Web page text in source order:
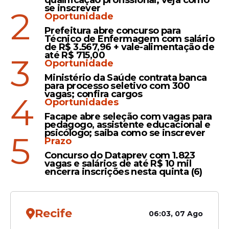
Posicionamento
Igreja Universal aluga nove
estádios pelo Brasil e envia
recado político a Lula e PT
Gratidão
Lula diz que vai visitar
agradecer homenagem
se inscrever
2
Oportunidade
Prefeitura abre concurso para
Técnico de Enfermagem com salário
de R$ 3.567,96 + vale-alimentação de
até R$ 715,00
3
Oportunidade
Ministério da Saúde contrata banca
para processo seletivo com 300
vagas; confira cargos
4
Oportunidades
Facape abre seleção com vagas para
pedagogo, assistente educacional e
psicólogo; saiba como se inscrever
5
Prazo
Concurso do Dataprev com 1.823
vagas e salários de até R$ 10 mil
encerra inscrições nesta quinta (6)
Recife 06:03, 07 Ago